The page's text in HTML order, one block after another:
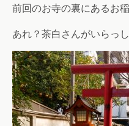
前回のお寺の裏にあるお
あれ？茶白さんがいらっし